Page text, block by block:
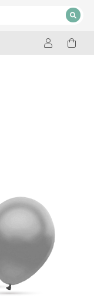
CERRAR